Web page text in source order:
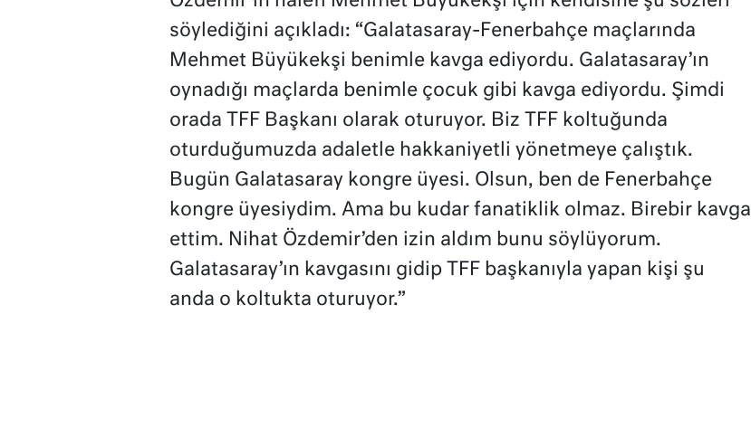
söylediğini açıkladı: “Galatasaray-Fenerbahçe maçlarında
Mehmet Büyükekşi benimle kavga ediyordu. Galatasaray’ın
oynadığı maçlarda benimle çocuk gibi kavga ediyordu. Şimdi
orada TFF Başkanı olarak oturuyor. Biz TFF koltuğunda
oturduğumuzda adaletle hakkaniyetli yönetmeye çalıştık.
Bugün Galatasaray kongre üyesi. Olsun, ben de Fenerbahçe
kongre üyesiydim. Ama bu kudar fanatiklik olmaz. Birebir kavga
ettim. Nihat Özdemir’den izin aldım bunu söylüyorum.
Galatasaray’ın kavgasını gidip TFF başkanıyla yapan kişi şu
anda o koltukta oturuyor.”